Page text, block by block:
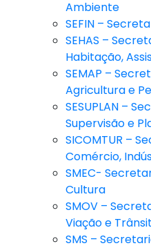
Ambiente
SEFIN –
SEHAS –
Habitação,
SEMAP –
Agricultura e
SESUPLAN –
Supervisão e
SICOMTUR –
Comércio,
SMEC-
Cultura
SMOV –
Viação e
SMS –